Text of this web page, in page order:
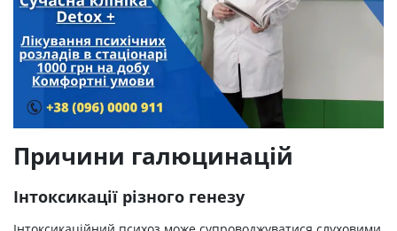
Причини галюцинацій
Інтоксикації різного генезу